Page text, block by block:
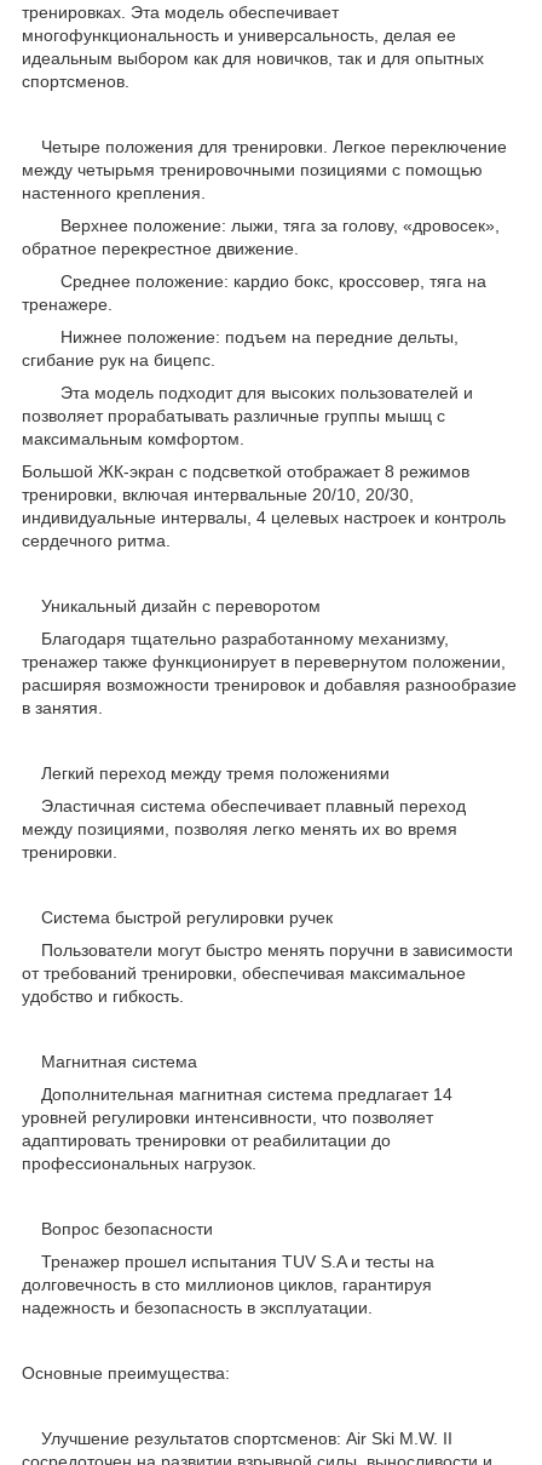
тренировках. Эта модель обеспечивает
многофункциональность и универсальность, делая ее
идеальным выбором как для новичков, так и для опытных
спортсменов.
Четыре положения для тренировки. Легкое переключение
между четырьмя тренировочными позициями с помощью
настенного крепления.
Верхнее положение: лыжи, тяга за голову, «дровосек»,
обратное перекрестное движение.
Среднее положение: кардио бокс, кроссовер, тяга на
тренажере.
Нижнее положение: подъем на передние дельты,
сгибание рук на бицепс.
Эта модель подходит для высоких пользователей и
позволяет прорабатывать различные группы мышц с
максимальным комфортом.
Большой ЖК-экран с подсветкой отображает 8 режимов
тренировки, включая интервальные 20/10, 20/30,
индивидуальные интервалы, 4 целевых настроек и контроль
сердечного ритма.
Уникальный дизайн с переворотом
Благодаря тщательно разработанному механизму,
тренажер также функционирует в перевернутом положении,
расширяя возможности тренировок и добавляя разнообразие
в занятия.
Легкий переход между тремя положениями
Эластичная система обеспечивает плавный переход
между позициями, позволяя легко менять их во время
тренировки.
Система быстрой регулировки ручек
Пользователи могут быстро менять поручни в зависимости
от требований тренировки, обеспечивая максимальное
удобство и гибкость.
Магнитная система
Дополнительная магнитная система предлагает 14
уровней регулировки интенсивности, что позволяет
адаптировать тренировки от реабилитации до
профессиональных нагрузок.
Вопрос безопасности
Тренажер прошел испытания TUV S.A и тесты на
долговечность в сто миллионов циклов, гарантируя
надежность и безопасность в эксплуатации.
Основные преимущества:
Улучшение результатов спортсменов: Air Ski M.W. II
сосредоточен на развитии взрывной силы, выносливости и